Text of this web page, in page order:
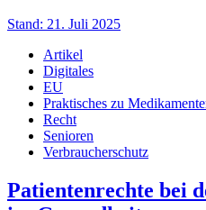
Stand: 21. Juli 2025
Artikel
Digitales
EU
Praktisches zu
Recht
Senioren
Verbraucherschutz
Patientenrechte bei